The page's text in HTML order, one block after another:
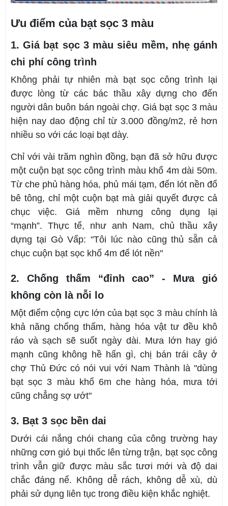
Ưu điểm của bạt sọc 3 màu
1. Giá bạt sọc 3 màu siêu mềm, nhẹ gánh
chi phí công trình
Không phải tự nhiên mà bạt sọc công trình lại
được lòng từ các bác thầu xây dựng cho đến
người dân buôn bán ngoài chợ. Giá bạt sọc 3 màu
hiện nay dao động chỉ từ 3.000 đồng/m2, rẻ hơn
nhiều so với các loại bạt dày.
Chỉ với vài trăm nghìn đồng, bạn đã sở hữu được
một cuộn bạt sọc công trình màu khổ 4m dài 50m.
Từ che phủ hàng hóa, phủ mái tạm, đến lót nền đổ
bê tông, chỉ một cuộn bạt mà giải quyết được cả
chục việc. Giá mềm nhưng công dụng lại
“mạnh”. Thực tế, như anh Nam, chủ thầu xây
dựng tại Gò Vấp: "Tôi lúc nào cũng thủ sẵn cả
chục cuộn bạt sọc khổ 4m để lót nền"
2. Chống thấm “đỉnh cao” - Mưa gió
không còn là nỗi lo
Một điểm cộng cực lớn của bạt sọc 3 màu chính là
khả năng chống thấm, hàng hóa vật tư đều khô
ráo và sạch sẽ suốt ngày dài. Mưa lớn hay gió
mạnh cũng không hề hấn gì, chị bán trái cây ở
chợ Thủ Đức có nói vui với Nam Thành là "dùng
bạt sọc 3 màu khổ 6m che hàng hóa, mưa tới
cũng chẳng sợ ướt"
3. Bạt 3 sọc bền dai
Dưới cái nắng chói chang của công trường hay
những cơn gió bụi thốc lên từng trận, bạt sọc công
trình vẫn giữ được màu sắc tươi mới và độ dai
chắc đáng nể. Không dễ rách, không dễ xù, dù
phải sử dụng liên tục trong điều kiện khắc nghiệt.